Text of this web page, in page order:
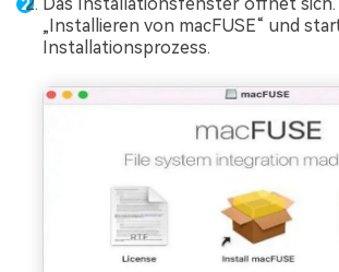
„Installieren von macFUSE“ und
Installationsprozess.